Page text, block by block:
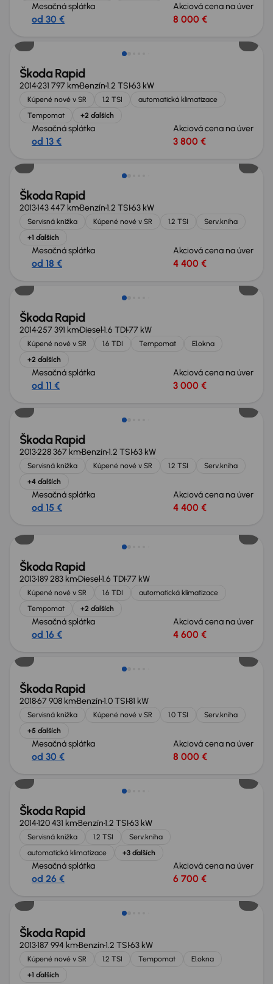
Mesačná splátka
od 30 €
Akciová cena na úver
8 000 €
Škoda Rapid
2014231 797 kmBenzín1.2 TSI63 kW
Kúpené nové v SR 1.2 TSI
automatická klimatizace
Tempomat
+2 ďalších
Mesačná splátka
od 13 €
Akciová cena na úver
3 800 €
Škoda Rapid
2013143 447 kmBenzín1.2 TSI63 kW
Servisná knižka Kúpené nové v SR 1.2 TSI
Serv.kniha
+1 ďalších
Mesačná splátka
od 18 €
Akciová cena na úver
4 400 €
Škoda Rapid
2014257 391 kmDiesel1.6 TDI77 kW
Kúpené nové v SR 1.6 TDI Tempomat
El.okna
+2 ďalších
Mesačná splátka
od 11 €
Akciová cena na úver
3 000 €
Zlacnené o 500 €
Škoda Rapid
2013228 367 kmBenzín1.2 TSI63 kW
Servisná knižka Kúpené nové v SR 1.2 TSI
Serv.kniha
+4 ďalších
Mesačná splátka
od 15 €
Akciová cena na úver
4 400 €
Škoda Rapid
2013189 283 kmDiesel1.6 TDI77 kW
Kúpené nové v SR 1.6 TDI
automatická klimatizace
Tempomat
+2 ďalších
Mesačná splátka
od 16 €
Akciová cena na úver
4 600 €
Škoda Rapid
201867 908 kmBenzín1.0 TSI81 kW
Servisná knižka Kúpené nové v SR 1.0 TSI
Serv.kniha
+5 ďalších
Mesačná splátka
od 30 €
Akciová cena na úver
8 000 €
Škoda Rapid
2014120 431 kmBenzín1.2 TSI63 kW
Servisná knižka 1.2 TSI
Serv.kniha
automatická klimatizace
+3 ďalších
Mesačná splátka
od 26 €
Akciová cena na úver
6 700 €
Škoda Rapid
2013187 994 kmBenzín1.2 TSI63 kW
Kúpené nové v SR 1.2 TSI Tempomat
El.okna
+1 ďalších